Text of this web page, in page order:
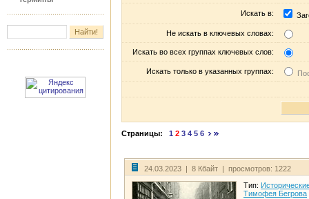
Искать в:
Не искать в ключевых словах:
Искать во всех группах ключевых слов:
Искать только в указанных группах:
Страницы: 1 2 3 4 5 6
24.03.2023 | 8 Кбайт | просмотров: 1222
Тип:
Тимофея Бегрова